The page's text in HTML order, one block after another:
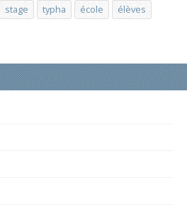
stage typha école
élèves